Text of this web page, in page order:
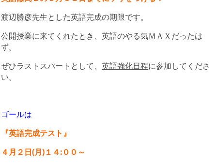
渡辺勝彦先生とした英語完成の期限です。
公開授業に来てくれたとき、英語のやる気ＭＡＸだったは
ず。
ぜひラストスパートとして、英語強化日程に参加してくださ
い。
ゴールは
『英語完成テスト』
４月２日(月)１４:００～